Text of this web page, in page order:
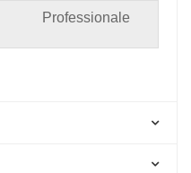
Professionale